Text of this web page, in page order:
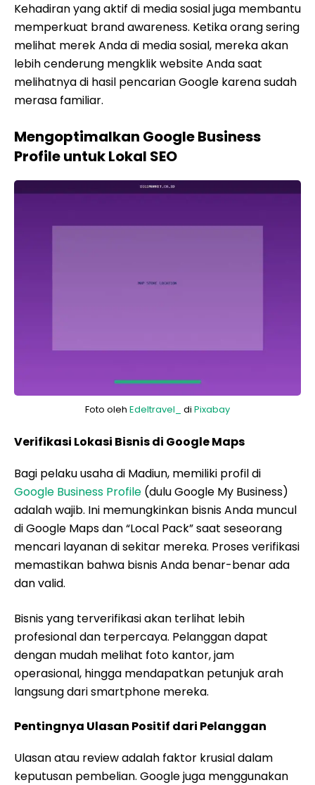
Kehadiran yang aktif di media sosial juga membantu
memperkuat brand awareness. Ketika orang sering
melihat merek Anda di media sosial, mereka akan
lebih cenderung mengklik website Anda saat
melihatnya di hasil pencarian Google karena sudah
merasa familiar.
Mengoptimalkan Google Business
Profile untuk Lokal SEO
Foto oleh Edeltravel_ di Pixabay
Verifikasi Lokasi Bisnis di Google Maps
Bagi pelaku usaha di Madiun, memiliki profil di
Google Business Profile (dulu Google My Business)
adalah wajib. Ini memungkinkan bisnis Anda muncul
di Google Maps dan “Local Pack” saat seseorang
mencari layanan di sekitar mereka. Proses verifikasi
memastikan bahwa bisnis Anda benar-benar ada
dan valid.
Bisnis yang terverifikasi akan terlihat lebih
profesional dan terpercaya. Pelanggan dapat
dengan mudah melihat foto kantor, jam
operasional, hingga mendapatkan petunjuk arah
langsung dari smartphone mereka.
Pentingnya Ulasan Positif dari Pelanggan
Ulasan atau review adalah faktor krusial dalam
keputusan pembelian. Google juga menggunakan